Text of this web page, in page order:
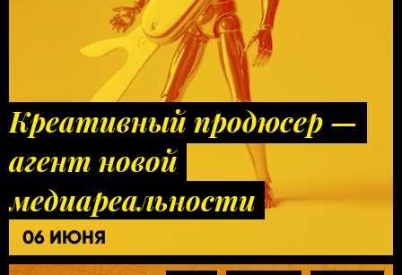
Креативный продюсер —
агент новой
медиареальности
06 ИЮНЯ